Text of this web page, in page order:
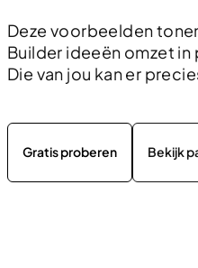
Deze voorbeelden
Builder ideeën omzet
Die van jou kan er
Gratis proberen Bekijk